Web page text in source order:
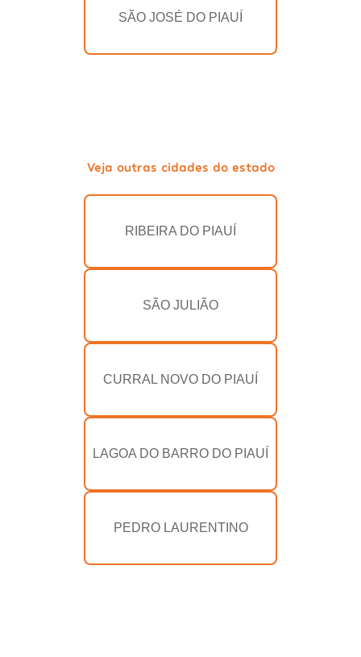
SÃO JOSÉ DO PIAUÍ
Veja outras cidades do estado
RIBEIRA DO PIAUÍ
SÃO JULIÃO
CURRAL NOVO DO PIAUÍ
LAGOA DO BARRO DO PIAUÍ
PEDRO LAURENTINO